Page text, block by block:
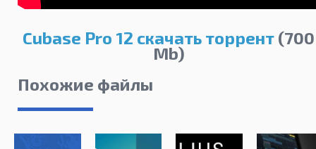
Cubase Pro 12 скачать торрент (700
Mb)
Похожие файлы